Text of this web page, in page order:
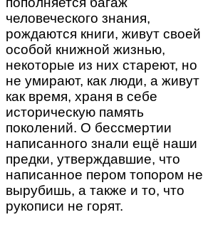
человеческого знания,
рождаются книги, живут своей
особой книжной жизнью,
некоторые из них стареют, но
не умирают, как люди, а живут
как время, храня в себе
историческую память
поколений. О бессмертии
написанного знали ещё наши
предки, утверждавшие, что
написанное пером топором не
вырубишь, а также и то, что
рукописи не горят.